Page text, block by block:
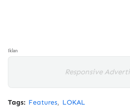
Iklan
Responsive
Tags: Features LOKAL